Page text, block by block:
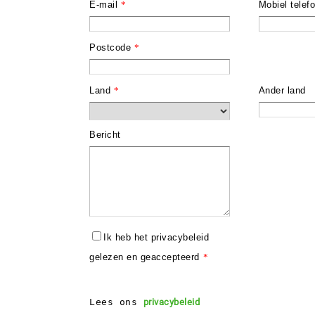
E-mail * Mobiel
Postcode *
Land * Ander land
Bericht
Ik heb het privacybeleid
gelezen en geaccepteerd *
Lees ons privacybeleid